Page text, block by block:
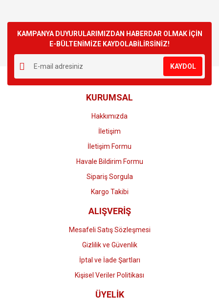
KAMPANYA DUYURULARIMIZDAN HABERDAR OLMAK İÇİN
E-BÜLTENİMİZE KAYDOLABİLİRSİNİZ!
KAYDOL
KURUMSAL
Hakkımızda
İletişim
İletişim Formu
Havale Bildirim Formu
Sipariş Sorgula
Kargo Takibi
ALIŞVERİŞ
Mesafeli Satış Sözleşmesi
Gizlilik ve Güvenlik
İptal ve İade Şartları
Kişisel Veriler Politikası
ÜYELİK